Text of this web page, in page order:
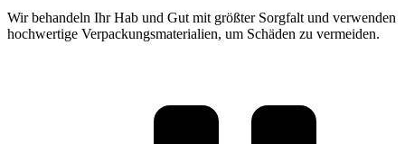
Wir behandeln Ihr Hab und Gut mit größter Sorgfalt und verwenden
hochwertige Verpackungsmaterialien, um Schäden zu vermeiden.